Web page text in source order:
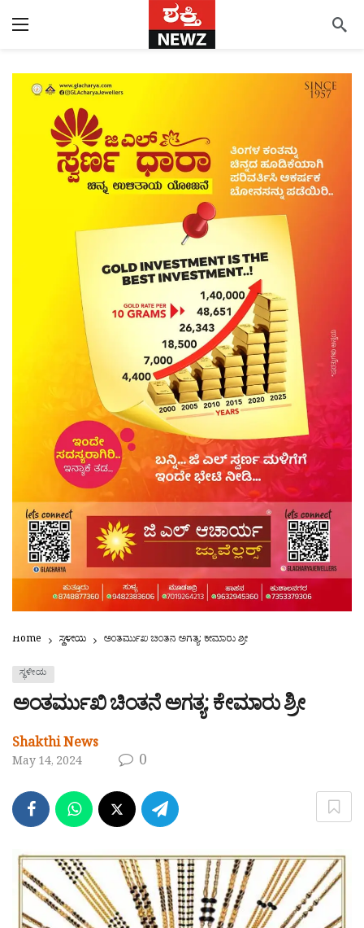
Home ಸ್ಥಳೀಯ ಅಂತರ್ಮುಖಿ ಚಿಂತನೆ ಅಗತ್ಯ: ಕೇಮಾರು ಶ್ರೀ
ಸ್ಥಳೀಯ
ಅಂತರ್ಮುಖಿ ಚಿಂತನೆ ಅಗತ್ಯ: ಕೇಮಾರು ಶ್ರೀ
Shakthi News
May 14, 2024 0